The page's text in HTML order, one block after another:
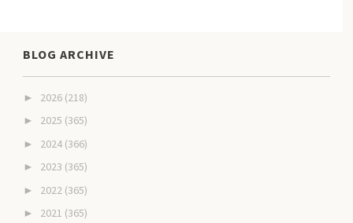
BLOG ARCHIVE
► 2026 (218)
► 2025 (365)
► 2024 (366)
► 2023 (365)
► 2022 (365)
► 2021 (365)